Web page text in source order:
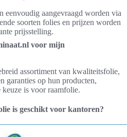
eenvoudig aangevraagd worden via
soorten folies en prijzen worden
prijsstelling.
voor mijn
assortiment van kwaliteitsfolie,
garanties op hun producten,
is voor raamfolie.
is geschikt voor kantoren?